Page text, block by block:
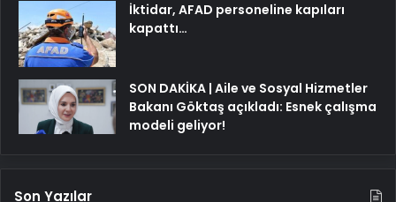
İktidar, AFAD personeline kapıları
kapattı…
SON DAKİKA | Aile ve Sosyal Hizmetler
Bakanı Göktaş açıkladı: Esnek çalışma
modeli geliyor!
Son Yazılar